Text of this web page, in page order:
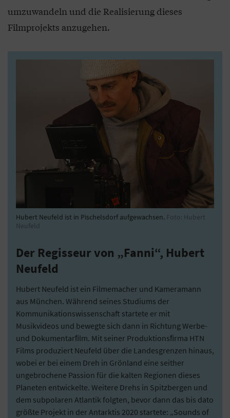
umzuwandeln und die Realisierung dieses
Filmprojekts anzugehen.
Hubert Neufeld ist in Pischelsdorf aufgewachsen. Foto: Hubert
Neufeld
Der Regisseur von „Fanni“, Hubert
Neufeld
Hubert Neufeld ist ein Filmemacher und Kameramann
aus München. Während seines Studiums der
Kommunikationswissenschaft startete er mit
Musikvideos und bewegte sich dann in Richtung Werbe-
und Dokumentarﬁlm. Mit seiner Produktionsﬁrma HTN
Films produziert Neufeld über die Landesgrenzen hinaus,
wobei er bei einem Dreh in Grönland eine seither
ungebrochene Passion für die kalten Regionen dieses
Planeten entwickelte. Weitere Drehs in Spitzbergen und
dem subpolaren Atlantik folgten, bevor dann das bis dato
größte Projekt in der Antarktis 2020 startete: „Sounds of